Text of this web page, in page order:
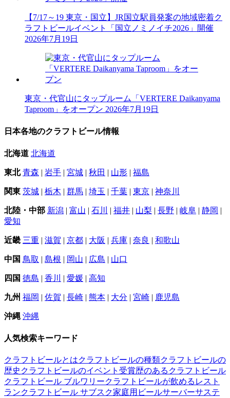
【7/17～19 東京・国立】JR国立駅員発案の地域密着ク
ラフトビールイベント「国立ノミノイチ2026」開催
2026年7月19日
東京・代官山にタップルーム「VERTERE Daikanyama
Taproom」をオープン 2026年7月19日
日本各地のクラフトビール情報
北海道 北海道
東北 青森 | 岩手 | 宮城 | 秋田 | 山形 | 福島
関東 茨城 | 栃木 | 群馬 | 埼玉 | 千葉 | 東京 | 神奈川
北陸・中部 新潟 | 富山 | 石川 | 福井 | 山梨 | 長野 | 岐阜 | 静岡 |
愛知
近畿 三重 | 滋賀 | 京都 | 大阪 | 兵庫 | 奈良 | 和歌山
中国 鳥取 | 島根 | 岡山 | 広島 | 山口
四国 徳島 | 香川 | 愛媛 | 高知
九州 福岡 | 佐賀 | 長崎 | 熊本 | 大分 | 宮崎 | 鹿児島
沖縄 沖縄
人気検索キーワード
クラフトビールとはクラフトビールの種類クラフトビールの
歴史 クラフトビールのイベント 受賞歴のあるクラフトビール
クラフトビール ブルワリークラフトビールが飲めるレスト
ランクラフトビール サブスク家庭用ビールサーバーサステ